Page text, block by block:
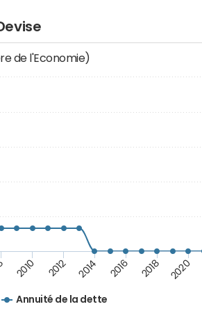
de l'Economie)
Annuité de la dette
2010 2012 2014 2016 2018 2020